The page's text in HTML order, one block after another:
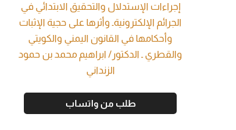
إجراءات الإستدلال والتحقيق الابتدائي في
الجرائم الإلكترونيةـ وأثرها على حجية الإثبات
وأحكامها في القانون اليمني والكويتي
والقطري ـ الدكتور/ ابراهيم محمد بن حمود
الزنداني
طلب من واتساب